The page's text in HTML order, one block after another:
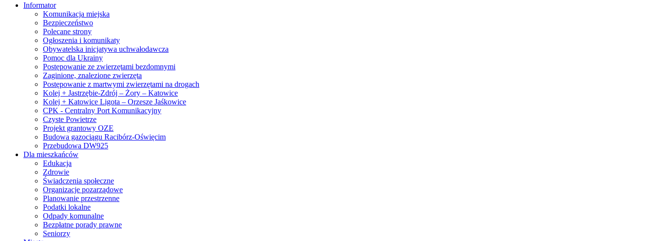
Informator
Komunikacja miejska
Bezpieczeństwo
Polecane strony
Ogłoszenia i komunikaty
Obywatelska inicjatywa uchwałodawcza
Pomoc dla Ukrainy
Postępowanie ze zwierzętami bezdomnymi
Zaginione, znalezione zwierzęta
Postępowanie z martwymi zwierzętami na drogach
Kolej + Jastrzębie-Zdrój – Żory – Katowice
Kolej + Katowice Ligota – Orzesze Jaśkowice
CPK - Centralny Port Komunikacyjny
Czyste Powietrze
Projekt grantowy OZE
Budowa gazociągu Racibórz-Oświęcim
Przebudowa DW925
Dla mieszkańców
Edukacja
Zdrowie
Świadczenia społeczne
Organizacje pozarządowe
Planowanie przestrzenne
Podatki lokalne
Odpady komunalne
Bezpłatne porady prawne
Seniorzy